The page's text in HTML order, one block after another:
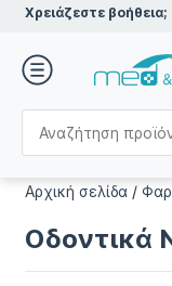
Χρειάζεστε βοήθεια;
Αρχική σελίδα /
Οδοντικά